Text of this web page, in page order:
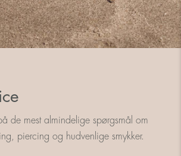
de mest almindelige spørgsmål om
piercing og hudvenlige smykker.